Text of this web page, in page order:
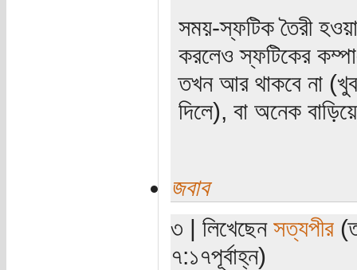
সময়-স্ফটিক তৈরী
করলেও স্ফটিকের
তখন আর থাকবে না (খুব
দিলে), বা অনেক
জবাব
৩ | লিখেছেন সত্যপীর
৭:১৭পূর্বাহ্ন)